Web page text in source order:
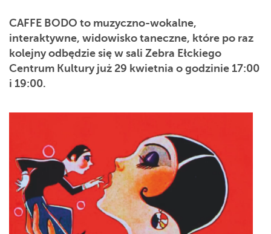
CAFFE BODO to muzyczno-wokalne,
interaktywne, widowisko taneczne, które po raz
kolejny odbędzie się w sali Zebra Ełckiego
Centrum Kultury już 29 kwietnia o godzinie 17:00
i 19:00.